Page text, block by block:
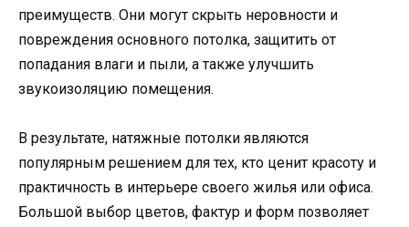
преимуществ. Они могут скрыть неровности и
повреждения основного потолка, защитить от
попадания влаги и пыли, а также улучшить
звукоизоляцию помещения.
В результате, натяжные потолки являются
популярным решением для тех, кто ценит красоту и
практичность в интерьере своего жилья или офиса.
Большой выбор цветов, фактур и форм позволяет